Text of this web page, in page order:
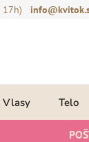
17h)
Vlasy Telo